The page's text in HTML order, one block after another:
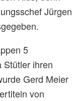
Jürgen
5
Stütler ihren
Gerd Meier
von